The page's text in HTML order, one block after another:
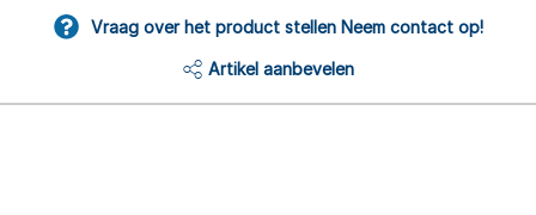
Vraag over het product stellen Neem contact op!
Artikel aanbevelen